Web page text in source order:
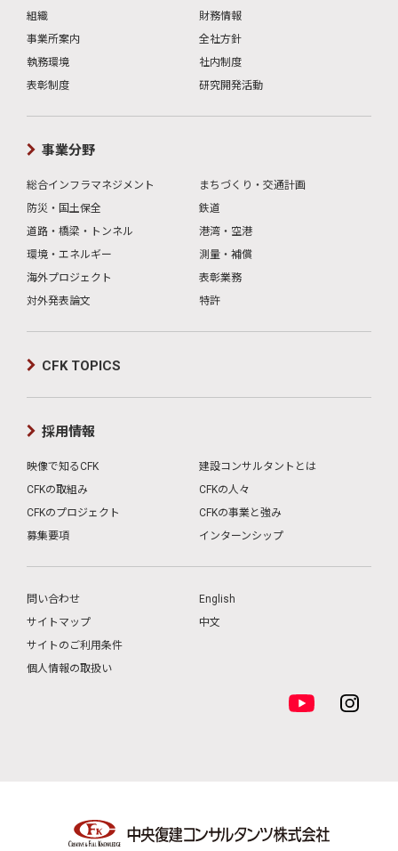
組織
財務情報
事業所案内
全社方針
執務環境
社内制度
表彰制度
研究開発活動
事業分野
総合インフラマネジメント
まちづくり・交通計画
防災・国土保全
鉄道
道路・橋梁・トンネル
港湾・空港
環境・エネルギー
測量・補償
海外プロジェクト
表彰業務
対外発表論文
特許
CFK TOPICS
採用情報
映像で知るCFK
建設コンサルタントとは
CFKの取組み
CFKの人々
CFKのプロジェクト
CFKの事業と強み
募集要項
インターンシップ
問い合わせ
サイトマップ
サイトのご利用条件
個人情報の取扱い
English
中文